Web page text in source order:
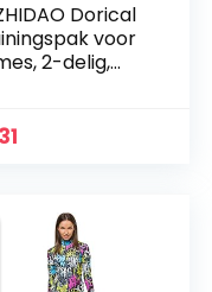
Dorical
voor
2-delig,
hoge taille,